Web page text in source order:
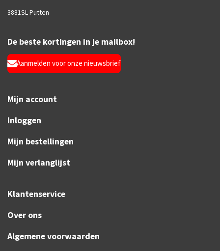
3881SL Putten
De beste kortingen in je mailbox!
Aanmelden voor onze nieuwsbrief
Mijn account
Inloggen
Mijn bestellingen
Mijn verlanglijst
Klantenservice
Over ons
Algemene voorwaarden